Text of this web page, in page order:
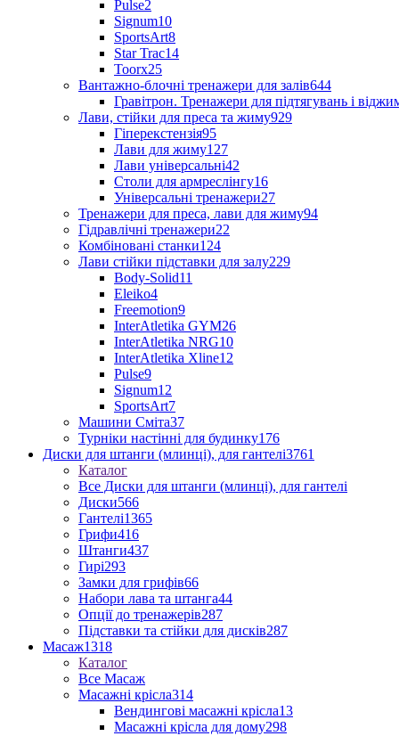
Pulse2
Signum10
SportsArt8
Star Trac14
Toorx25
Вантажно-блочні тренажери для залів644
Гравітрон. Тренажери для підтягувань і
Лави, стійки для преса та жиму929
Гіперекстензія95
Лави для жиму127
Лави універсальні42
Столи для армреслінгу16
Універсальні тренажери27
Тренажери для преса, лави для жиму94
Гідравлічні тренажери22
Комбіновані станки124
Лави стійки підставки для залу229
Body-Solid11
Eleiko4
Freemotion9
InterAtletika GYM26
InterAtletika NRG10
InterAtletika Xline12
Pulse9
Signum12
SportsArt7
Машини Сміта37
Турніки настінні для будинку176
Диски для штанги (млинці), для гантелі3761
Каталог
Все Диски для штанги (млинці), для гантелі
Диски566
Гантелі1365
Грифи416
Штанги437
Гирі293
Замки для грифів66
Набори лава та штанга44
Опції до тренажерів287
Підставки та стійки для дисків287
Масаж1318
Каталог
Все Масаж
Масажні крісла314
Вендингові масажні крісла13
Масажні крісла для дому298